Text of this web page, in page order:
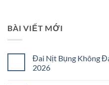
BÀI VIẾT MỚI
Đai Nịt Bụng Không
2026